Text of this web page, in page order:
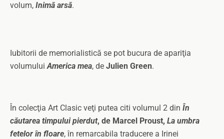
volum, Inimă arsă.
Iubitorii de memorialistică se pot bucura de apariţia
volumuluiAmerica mea, de Julien Green.
În colecţia Art Clasic veţi putea citi volumul 2 din În
căutarea timpului pierdut, de Marcel Proust, La umbra
fetelor în floare, în remarcabila traducere a Irinei